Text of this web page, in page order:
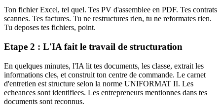
Ton fichier Excel, tel quel. Tes PV d'assemblee en PDF. Tes contrats
scannes. Tes factures. Tu ne restructures rien, tu ne reformates rien.
Tu deposes tes fichiers, point.
Etape 2 : L'IA fait le travail de structuration
En quelques minutes, l'IA lit tes documents, les classe, extrait les
informations cles, et construit ton centre de commande. Le carnet
d'entretien est structure selon la norme UNIFORMAT II. Les
echeances sont identifiees. Les entrepreneurs mentionnes dans tes
documents sont reconnus.